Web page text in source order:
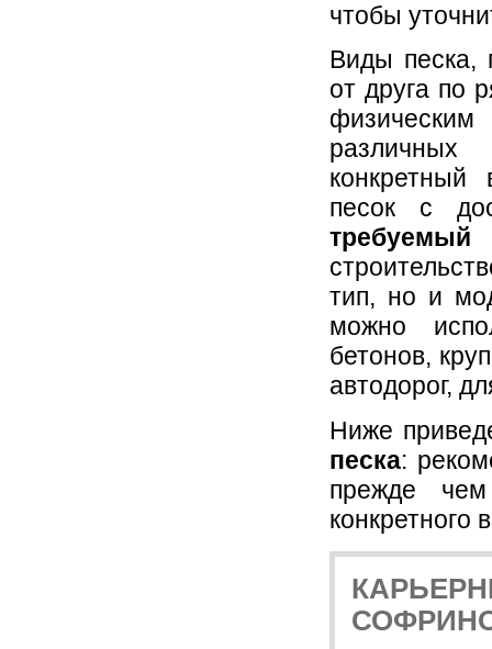
чтобы
Виды песка,
от друга по
различных
конкретный
песок с
тип, но и
можно
бетонов,
автодорог,
Ниже
песка:
прежде
конкретного